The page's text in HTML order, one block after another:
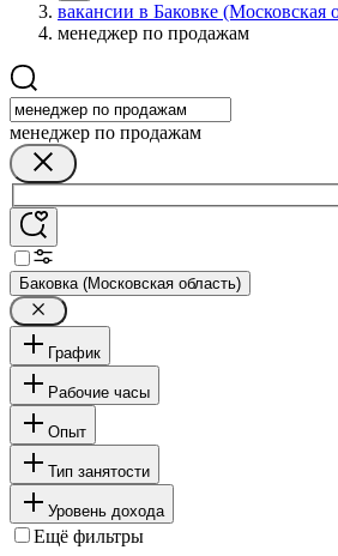
вакансии в Баковке (Московская
менеджер по продажам
менеджер по продажам
Баковка (Московская область)
График
Рабочие часы
Опыт
Тип занятости
Уровень дохода
Ещё фильтры